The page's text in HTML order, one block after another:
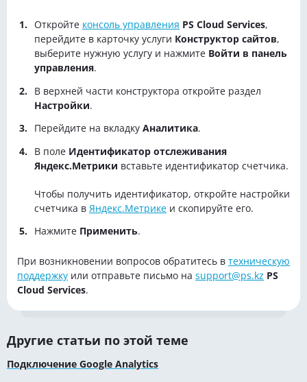
Откройте консоль управления PS Cloud Services,
перейдите в карточку услуги Конструктор сайтов,
выберите нужную услугу и нажмите Войти в панель
управления.
В верхней части конструктора откройте раздел
Настройки.
Перейдите на вкладку Аналитика.
В поле Идентификатор отслеживания
Яндекс.Метрики вставьте идентификатор счетчика.
Чтобы получить идентификатор, откройте настройки
счетчика в Яндекс.Метрике и скопируйте его.
Нажмите Применить.
При возникновении вопросов обратитесь в техническую
поддержку или отправьте письмо на support@ps.kz PS
Cloud Services.
Другие статьи по этой теме
Подключение Google Analytics